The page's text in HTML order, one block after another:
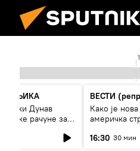
Дунав
рачуне за
ВЕСТИ
Како је
америчка
16:30 30 мин